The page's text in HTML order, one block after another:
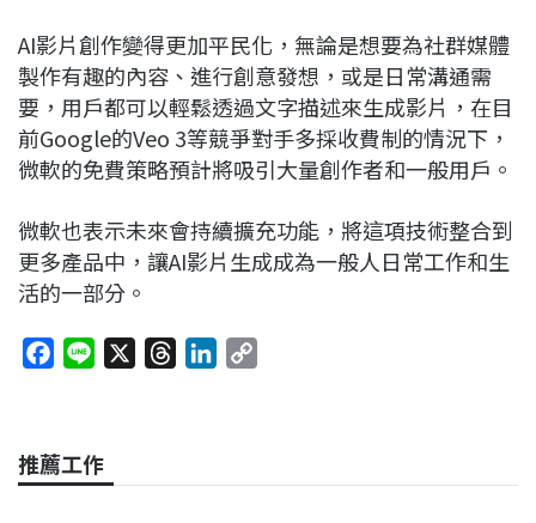
AI影片創作變得更加平民化，無論是想要為社群媒體
製作有趣的內容、進行創意發想，或是日常溝通需
要，用戶都可以輕鬆透過文字描述來生成影片，在目
前Google的Veo 3等競爭對手多採收費制的情況下，
微軟的免費策略預計將吸引大量創作者和一般用戶。
微軟也表示未來會持續擴充功能，將這項技術整合到
更多產品中，讓AI影片生成成為一般人日常工作和生
活的一部分。
b
推薦工作